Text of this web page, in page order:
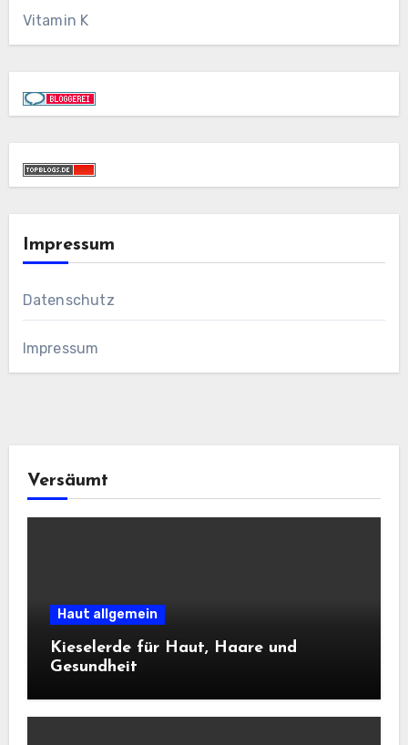
Vitamin K
Impressum
Datenschutz
Impressum
Versäumt
Haut allgemein
Kieselerde für Haut, Haare und
Gesundheit